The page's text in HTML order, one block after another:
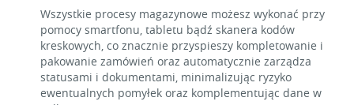
Wszystkie procesy magazynowe możesz wykonać przy
pomocy smartfonu, tabletu bądź skanera kodów
kreskowych, co znacznie przyspieszy kompletowanie i
pakowanie zamówień oraz automatycznie zarządza
statusami i dokumentami, minimalizując ryzyko
ewentualnych pomyłek oraz komplementując dane w